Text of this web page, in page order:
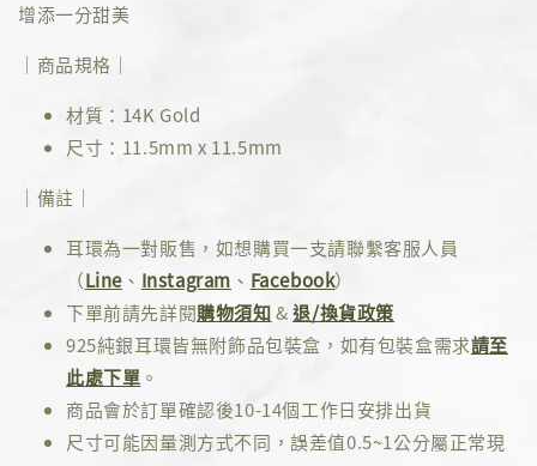
增添一分甜美
｜商品規格｜
材質：14K Gold
尺寸：11.5mm x 11.5mm
｜備註｜
耳環為一對販售，如想購買一支請聯繫客服人員
（Line 、 Instagram 、 Facebook）
下單前請先詳閱購物須知&退/換貨政策
925純銀耳環皆無附飾品包裝盒，如有包裝盒需求請至
此處下單 。
商品會於訂單確認後10-14個工作日安排出貨
尺寸可能因量測方式不同，誤差值0.5~1公分屬正常現